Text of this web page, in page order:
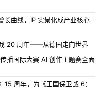
长曲线，IP 实景化成产业核心
20 周年——从德国走向世界
播国际大赛 AI 创作主题赛全面
周年，为《王国保卫战 6：